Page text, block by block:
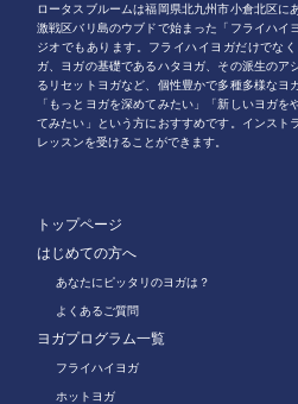
ロータスブルームは福岡県北九州市小倉北区に
激戦区バリ島のウブドで始まった「フライハイ
ジオでもあります。フライハイヨガだけでな
ガ、ヨガの基礎であるハタヨガ、その派生のア
るリセットヨガなど、個性豊かで多種多様なヨ
「もっとヨガを深めてみたい」「新しいヨガ
てみたい」という方におすすめです。インスト
レッスンを受けることができます。
トップページ
はじめての方へ
あなたにピッタリのヨガは？
よくあるご質問
ヨガプログラム一覧
フライハイヨガ
ホットヨガ